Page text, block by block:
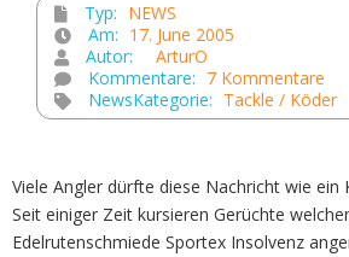
Typ: NEWS
Am: 17. June 2005
Autor:
ArturO
Kommentare: 7 Kommentare
NewsKategorie: Tackle / Köder
Viele Angler dürfte diese Nachricht wie ein
Seit einiger Zeit kursieren Gerüchte
Edelrutenschmiede Sportex Insolvenz